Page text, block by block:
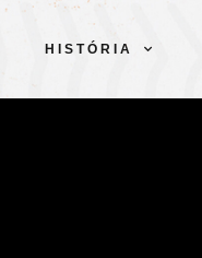
HISTÓRIA
CLUBE